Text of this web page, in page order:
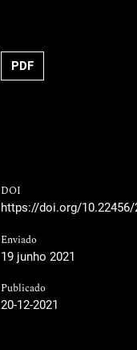
PDF
DOI
https://doi.org/10.22456/
Enviado
19 junho 2021
Publicado
20-12-2021